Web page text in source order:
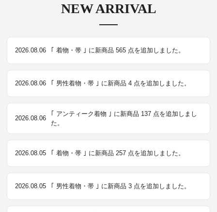
NEW ARRIVAL
2026.08.06 ｢ 着物・帯 ｣ に新商品 565 点を追加しました。
2026.08.06 ｢ 男性着物・帯 ｣ に新商品 4 点を追加しました。
2026.08.06
｢ アンティーク着物 ｣ に新商品 137 点を追加しまし
た。
2026.08.05 ｢ 着物・帯 ｣ に新商品 257 点を追加しました。
2026.08.05 ｢ 男性着物・帯 ｣ に新商品 3 点を追加しました。